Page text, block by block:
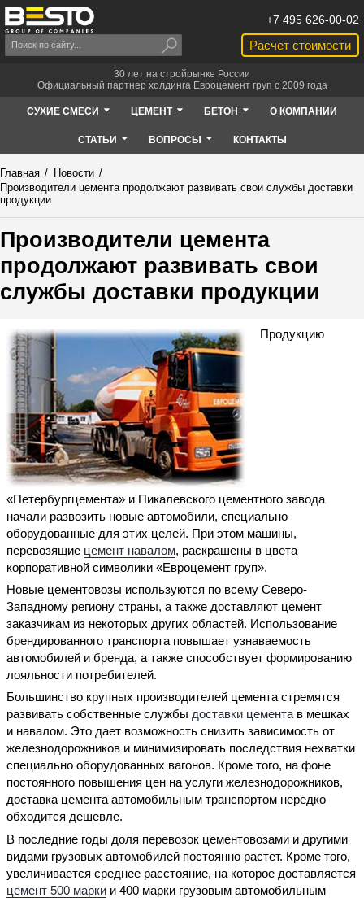
Расчет стоимости
+7 495 626-00-02
30 лет на стройрынке России
Официальный партнер холдинга Евроцемент груп с 2009 года
СУХИЕ СМЕСИ ЦЕМЕНТ БЕТОН О КОМПАНИИ
СТАТЬИ ВОПРОСЫ КОНТАКТЫ
Главная / Новости /
Производители цемента продолжают развивать свои службы доставки
продукции
Производители цемента
продолжают развивать свои
службы доставки продукции
Продукцию
«Петербургцемента» и Пикалевского цементного завода
начали развозить новые автомобили, специально
оборудованные для этих целей. При этом машины,
перевозящие цемент навалом, раскрашены в цвета
корпоративной символики «Евроцемент груп».
Новые цементовозы используются по всему Северо-
Западному региону страны, а также доставляют цемент
заказчикам из некоторых других областей. Использование
брендированного транспорта повышает узнаваемость
автомобилей и бренда, а также способствует формированию
лояльности потребителей.
Большинство крупных производителей цемента стремятся
развивать собственные службы доставки цемента в мешках
и навалом. Это дает возможность снизить зависимость от
железнодорожников и минимизировать последствия нехватки
специально оборудованных вагонов. Кроме того, на фоне
постоянного повышения цен на услуги железнодорожников,
доставка цемента автомобильным транспортом нередко
обходится дешевле.
В последние годы доля перевозок цементовозами и другими
видами грузовых автомобилей постоянно растет. Кроме того,
увеличивается среднее расстояние, на которое доставляется
цемент 500 марки и 400 марки грузовым автомобильным